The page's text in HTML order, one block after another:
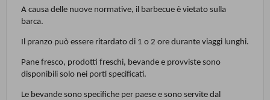
A causa delle nuove normative, il barbecue è vietato sulla
barca.
Il pranzo può essere ritardato di 1 o 2 ore durante viaggi lunghi.
Pane fresco, prodotti freschi, bevande e provviste sono
disponibili solo nei porti specificati.
Le bevande sono specifiche per paese e sono servite dal